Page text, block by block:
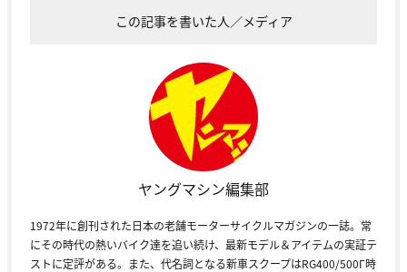
この記事を書いた人／メディア
ヤングマシン編集部
1972年に創刊された日本の老舗モーターサイクルマガジンの一誌。常
にその時代の熱いバイク達を追い続け、最新モデル＆アイテムの実証テ
ストに定評がある。また、代名詞となる新車スクープはRG400/500Γ時